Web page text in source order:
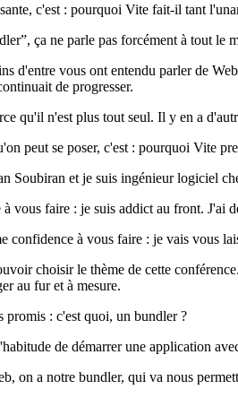
c'est : pourquoi Vite fait-il tant
ça ne parle pas forcément à tout le
d'entre vous ont entendu parler de
de progresser.
qu'il n'est plus tout seul. Il y en a
peut se poser, c'est : pourquoi Vite
Soubiran et je suis ingénieur logiciel
vous faire : je suis addict au front. J'ai
confidence à vous faire : je vais vous
choisir le thème de cette
au fur et à mesure.
promis : c'est quoi, un bundler ?
de démarrer une application
on a notre bundler, qui va nous